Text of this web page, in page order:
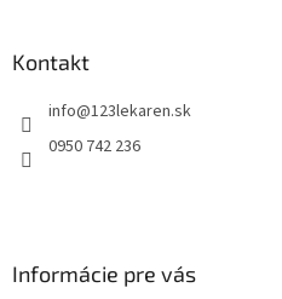
Kontakt
info@123lekaren.sk
0950 742 236
Informácie pre vás